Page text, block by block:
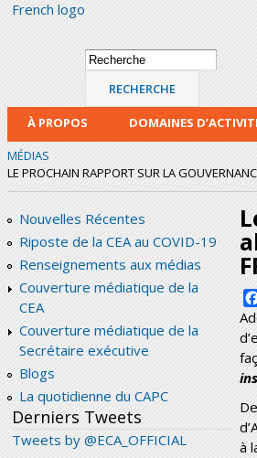
French logo
Formulaire de
recherche
Recherche
À PROPOS DOMAINES
MÉDIAS
LE PROCHAIN RAPPORT SUR LA
Nouvelles Récentes
Riposte de la CEA au COVID-19
Renseignements aux médias
Couverture médiatique de la
CEA
Couverture médiatique de la
Secrétaire exécutive
Blogs
La quotidienne du CAPC
Derniers Tweets
Tweets by @ECA_OFFICIAL
à